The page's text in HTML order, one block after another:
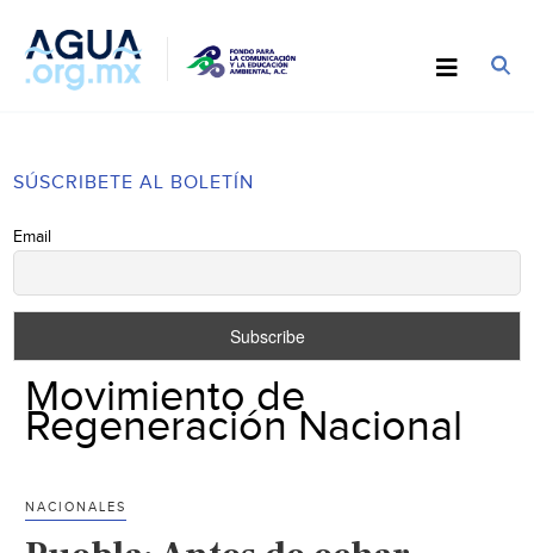
SÚSCRIBETE AL BOLETÍN
Email
Movimiento de
Regeneración Nacional
NACIONALES